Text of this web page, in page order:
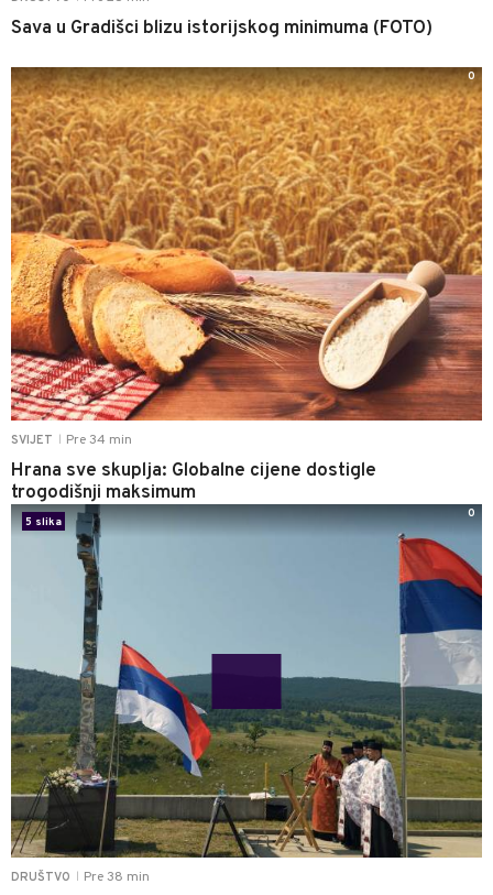
Sava u Gradišci blizu istorijskog minimuma (FOTO)
SVIJET Pre 34 min
Hrana sve skuplja: Globalne cijene dostigle
trogodišnji maksimum
0
DRUŠTVO Pre 38 min
5 slika
0